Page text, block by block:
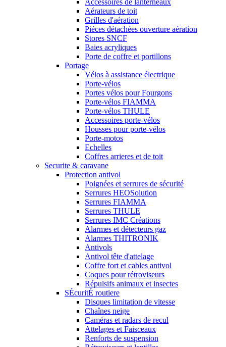
Aérateurs de toit
Grilles d'aération
Piéces détachées ouverture aération
Stores SNCF
Baies acryliques
Porte de coffre et portillons
Portage
Vélos à assistance électrique
Porte-vélos
Portes vélos pour Fourgons
Porte-vélos FIAMMA
Porte-vélos THULE
Accessoires porte-vélos
Housses pour porte-vélos
Porte-motos
Echelles
Coffres arrieres et de toit
Securite & caravane
Protection antivol
Poignées et serrures de sécurité
Serrures HEOSolution
Serrures FIAMMA
Serrures THULE
Serrures IMC Créations
Alarmes et détecteurs gaz
Alarmes THITRONIK
Antivols
Antivol tête d'attelage
Coffre fort et cables antivol
Coques pour rétroviseurs
Répulsifs animaux et insectes
SÉcuritÉ routiere
Disques limitation de vitesse
Chaînes neige
Caméras et radars de recul
Attelages et Faisceaux
Renforts de suspension